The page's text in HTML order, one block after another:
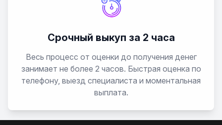
Focus
Focus RS
Freestar
Срочный выкуп за 2 часа
Весь процесс от оценки до получения денег
занимает не более 2 часов. Быстрая оценка по
телефону, выезд специалиста и моментальная
выплата.